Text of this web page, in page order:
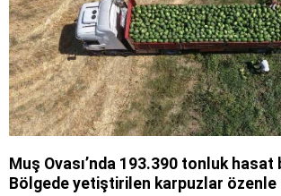
Muş Ovası’nda 193.390 tonluk hasat
Bölgede yetiştirilen karpuzlar